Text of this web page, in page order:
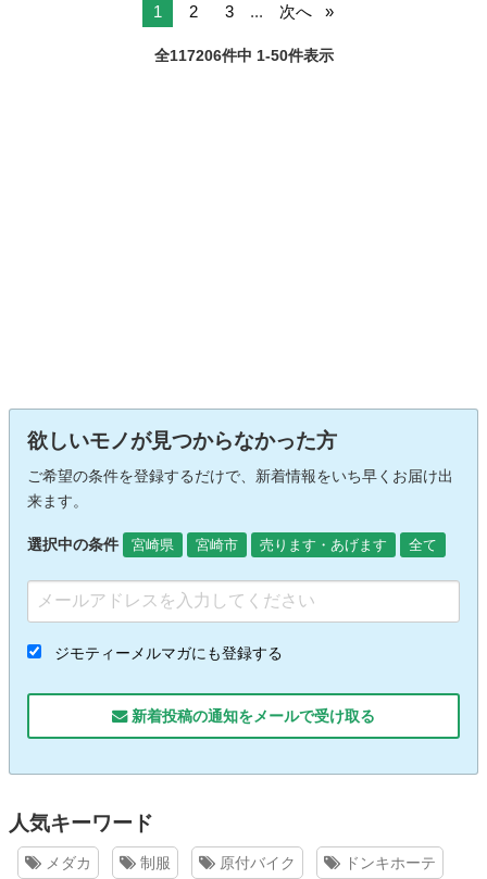
1 2 3 ... 次へ
全117206件中 1-50件表示
欲しいモノが見つからなかった方
ご希望の条件を登録するだけで、新着情報をいち早くお届け出
来ます。
選択中の条件 宮崎県 宮崎市 売ります・あげます 全て
ジモティーメルマガにも登録する
新着投稿の通知をメールで受け取る
人気キーワード
メダカ 制服 原付バイク ドンキホーテ